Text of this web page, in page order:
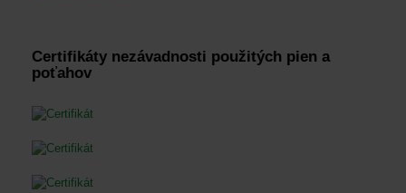
Certifikáty nezávadnosti použitých pien a
poťahov